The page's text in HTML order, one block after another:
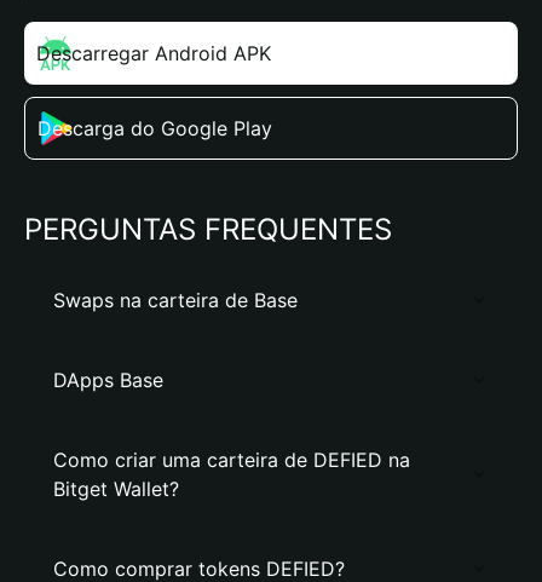
Descarregar Android APK
Descarga do Google Play
PERGUNTAS FREQUENTES
Swaps na carteira de Base
DApps Base
Como criar uma carteira de DEFIED na
Bitget Wallet?
Como comprar tokens DEFIED?